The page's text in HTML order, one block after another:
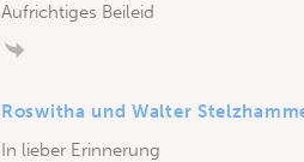
Aufrichtiges Beileid
Roswitha und Walter
In lieber Erinnerung